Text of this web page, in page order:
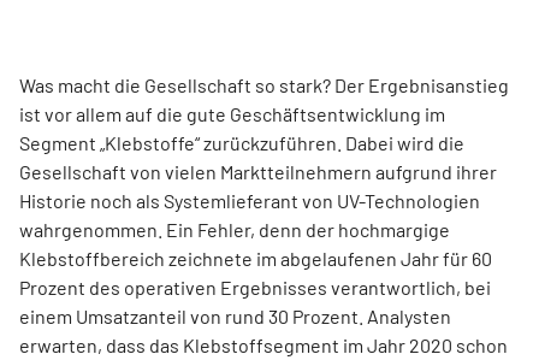
Was macht die Gesellschaft so stark? Der Ergebnisanstieg
ist vor allem auf die gute Geschäftsentwicklung im
Segment „Klebstoffe“ zurückzuführen. Dabei wird die
Gesellschaft von vielen Marktteilnehmern aufgrund ihrer
Historie noch als Systemlieferant von UV-Technologien
wahrgenommen. Ein Fehler, denn der hochmargige
Klebstoffbereich zeichnete im abgelaufenen Jahr für 60
Prozent des operativen Ergebnisses verantwortlich, bei
einem Umsatzanteil von rund 30 Prozent. Analysten
erwarten, dass das Klebstoffsegment im Jahr 2020 schon